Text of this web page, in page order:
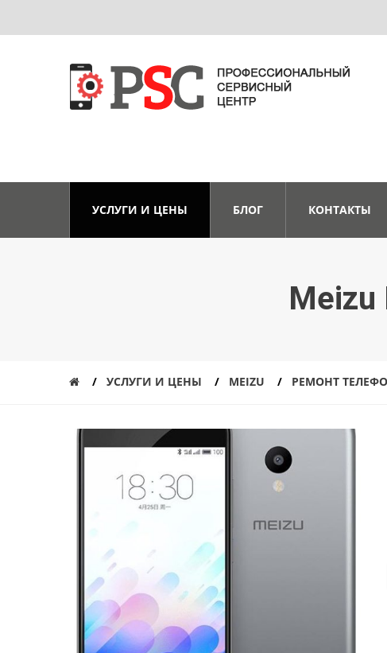
УСЛУГИ И ЦЕНЫ БЛОГ КОНТАКТЫ
Meizu
УСЛУГИ И ЦЕНЫ MEIZU РЕМОНТ